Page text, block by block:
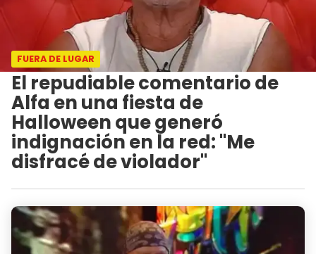
FUERA DE LUGAR
El repudiable comentario de
Alfa en una fiesta de
Halloween que generó
indignación en la red: "Me
disfracé de violador"